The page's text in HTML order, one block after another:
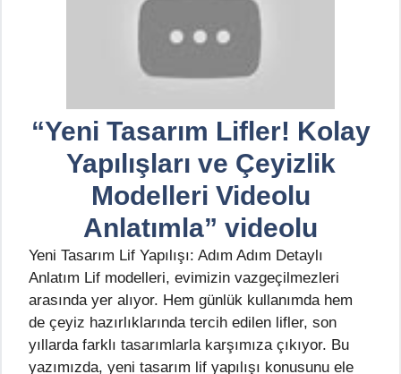
“Yeni Tasarım Lifler! Kolay
Yapılışları ve Çeyizlik
Modelleri Videolu
Anlatımla” videolu
Yeni Tasarım Lif Yapılışı: Adım Adım Detaylı
Anlatım Lif modelleri, evimizin vazgeçilmezleri
arasında yer alıyor. Hem günlük kullanımda hem
de çeyiz hazırlıklarında tercih edilen lifler, son
yıllarda farklı tasarımlarla karşımıza çıkıyor. Bu
yazımızda, yeni tasarım lif yapılışı konusunu ele